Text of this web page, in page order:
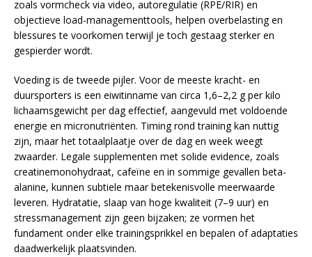
zoals vormcheck via video, autoregulatie (RPE/RIR) en
objectieve load-managementtools, helpen overbelasting en
blessures te voorkomen terwijl je toch gestaag sterker en
gespierder wordt.
Voeding is de tweede pijler. Voor de meeste kracht- en
duursporters is een eiwitinname van circa 1,6–2,2 g per kilo
lichaamsgewicht per dag effectief, aangevuld met voldoende
energie en micronutriënten. Timing rond training kan nuttig
zijn, maar het totaalplaatje over de dag en week weegt
zwaarder. Legale supplementen met solide evidence, zoals
creatinemonohydraat, cafeïne en in sommige gevallen beta-
alanine, kunnen subtiele maar betekenisvolle meerwaarde
leveren. Hydratatie, slaap van hoge kwaliteit (7–9 uur) en
stressmanagement zijn geen bijzaken; ze vormen het
fundament onder elke trainingsprikkel en bepalen of adaptaties
daadwerkelijk plaatsvinden.